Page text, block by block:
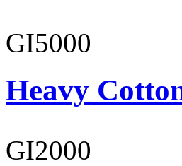
GI5000
Heavy
GI2000